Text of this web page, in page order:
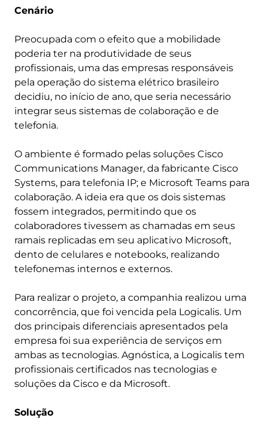
Cenário
Preocupada com o efeito que a mobilidade
poderia ter na produtividade de seus
profissionais, uma das empresas responsáveis
pela operação do sistema elétrico brasileiro
decidiu, no início de ano, que seria necessário
integrar seus sistemas de colaboração e de
telefonia.
O ambiente é formado pelas soluções Cisco
Communications Manager, da fabricante Cisco
Systems, para telefonia IP; e Microsoft Teams para
colaboração. A ideia era que os dois sistemas
fossem integrados, permitindo que os
colaboradores tivessem as chamadas em seus
ramais replicadas em seu aplicativo Microsoft,
dento de celulares e notebooks, realizando
telefonemas internos e externos.
Para realizar o projeto, a companhia realizou uma
concorrência, que foi vencida pela Logicalis. Um
dos principais diferenciais apresentados pela
empresa foi sua experiência de serviços em
ambas as tecnologias. Agnóstica, a Logicalis tem
profissionais certificados nas tecnologias e
soluções da Cisco e da Microsoft.
Solução